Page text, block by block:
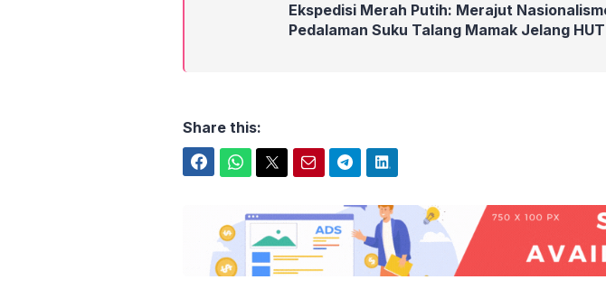
Ekspedisi Merah Putih: Merajut
Pedalaman Suku Talang Mamak Jelang HUT
Share this: